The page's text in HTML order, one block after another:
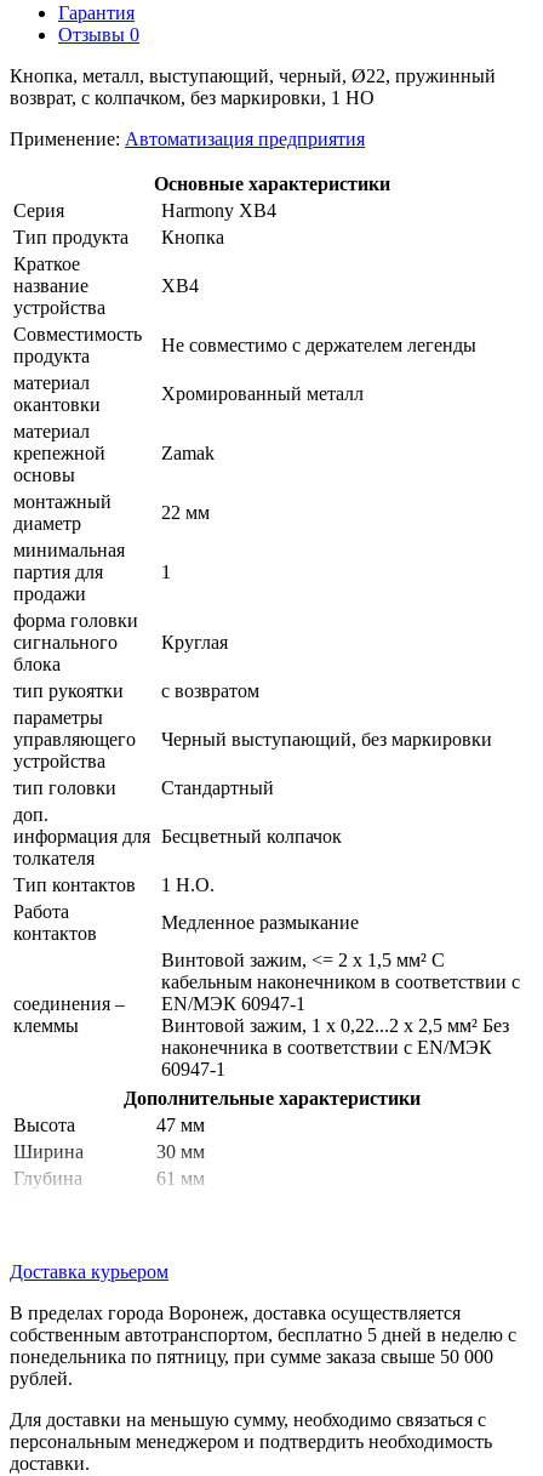
Гарантия
Отзывы 0
Кнопка, металл, выступающий, черный, Ø22, пружинный
возврат, с колпачком, без маркировки, 1 НО
Применение: Автоматизация предприятия
Основные характеристики
Серия
Harmony XB4
Тип продукта
Кнопка
Краткое
название
устройства
XB4
Совместимость
продукта
Не совместимо с держателем легенды
материал
окантовки
Хромированный металл
материал
крепежной
основы
Zamak
монтажный
диаметр
22 мм
минимальная
партия для
продажи
1
форма головки
сигнального
блока
Круглая
тип рукоятки
с возвратом
параметры
управляющего
устройства
Черный выступающий, без маркировки
тип головки
Стандартный
доп.
информация для
толкателя
Бесцветный колпачок
Тип контактов
1 Н.О.
Работа
контактов
Медленное размыкание
соединения –
клеммы
Винтовой зажим, <= 2 x 1,5 мм² С
кабельным наконечником в соответствии с
EN/МЭК 60947-1
Винтовой зажим, 1 x 0,22...2 x 2,5 мм² Без
наконечника в соответствии с EN/МЭК
60947-1
Дополнительные характеристики
Высота
47 мм
Ширина
30 мм
Глубина
61 мм
Вес нетто
0,082 кг
стойкость к
мойке под
высоким
давлением
7000000 паскаль в 55 °C, расстояние: 0.1 м
использование
контактов
прямое
размыкание
Без
Доставка курьером
В пределах города Воронеж, доставка осуществляется
собственным автотранспортом, бесплатно 5 дней в неделю с
понедельника по пятницу, при сумме заказа свыше 50 000
рублей.
Для доставки на меньшую сумму, необходимо связаться с
персональным менеджером и подтвердить необходимость
доставки.